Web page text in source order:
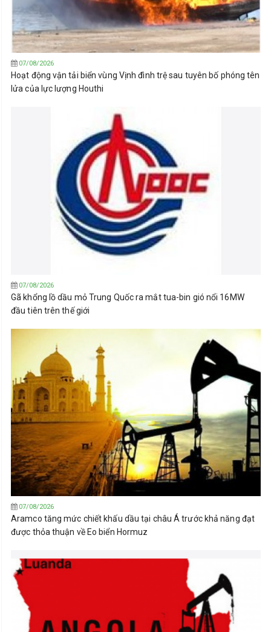
07/08/2026
Hoạt động vận tải biển vùng Vịnh đình trệ sau tuyên bố phóng tên
lửa của lực lượng Houthi
07/08/2026
Gã khổng lồ dầu mỏ Trung Quốc ra mắt tua-bin gió nổi 16MW
đầu tiên trên thế giới
07/08/2026
Aramco tăng mức chiết khấu dầu tại châu Á trước khả năng đạt
được thỏa thuận về Eo biển Hormuz